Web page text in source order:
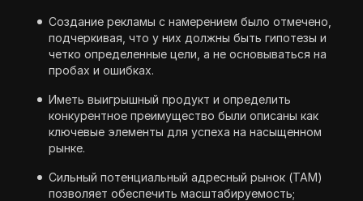
Создание рекламы с намерением было отмечено,
подчеркивая, что у них должны быть гипотезы и
четко определенные цели, а не основываться на
пробах и ошибках.
Иметь выигрышный продукт и определить
конкурентное преимущество были описаны как
ключевые элементы для успеха на насыщенном
рынке.
Сильный потенциальный адресный рынок (TAM)
позволяет обеспечить масштабируемость;